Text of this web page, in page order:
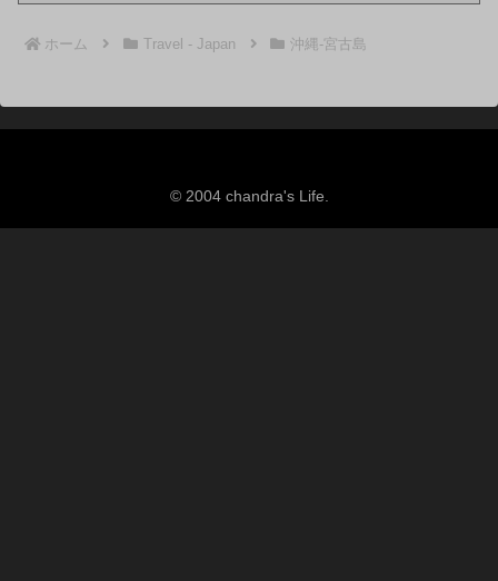
ホーム Travel - Japan 沖縄-宮古島
© 2004 chandra's Life.